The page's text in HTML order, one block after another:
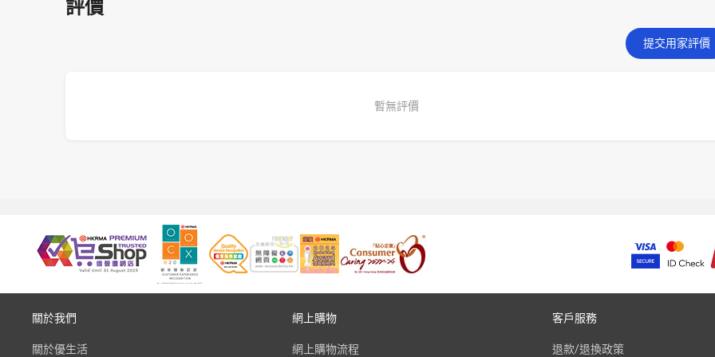
評價
提交用家評價
暫無評價
關於我們
關於優生活
網上購物
網上購物流程
客戶服務
退款/退換政策